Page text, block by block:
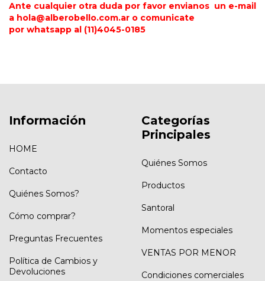
Ante cualquier otra duda por favor envianos un e-mail
a hola@alberobello.com.ar o comunicate
por whatsapp al (11)4045-0185
Información
HOME
Contacto
Quiénes Somos?
Cómo comprar?
Preguntas Frecuentes
Política de Cambios y
Devoluciones
Categorías
Principales
Quiénes Somos
Productos
Santoral
Momentos especiales
VENTAS POR MENOR
Condiciones comerciales